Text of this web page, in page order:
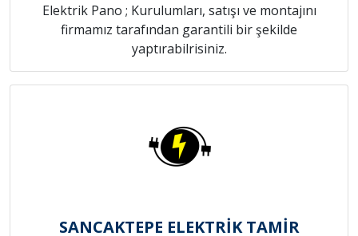
Elektrik Pano ; Kurulumları, satışı ve montajını
firmamız tarafından garantili bir şekilde
yaptırabilrisiniz.
SANCAKTEPE ELEKTRİK TAMİR